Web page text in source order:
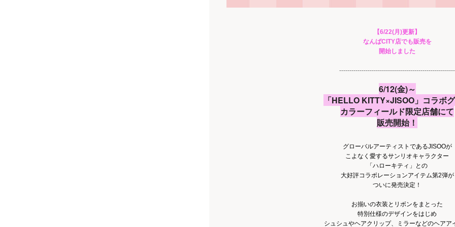
【6/22(月)更新】
なんばCITY店でも販売を
開始しました
---------------------------------------------------------
6/12(金)～
「HELLO KITTY×JISOO」コラボ
カラーフィールド限定店舗にて
販売開始！
グローバルアーティストであるJISOOが
こよなく愛するサンリオキャラクター
「ハローキティ」との
大好評コラボレーションアイテム第2弾が
ついに発売決定！
お揃いの衣装とリボンをまとった
特別仕様のデザインをはじめ
シュシュやヘアクリップ、ミラーなどのヘアア